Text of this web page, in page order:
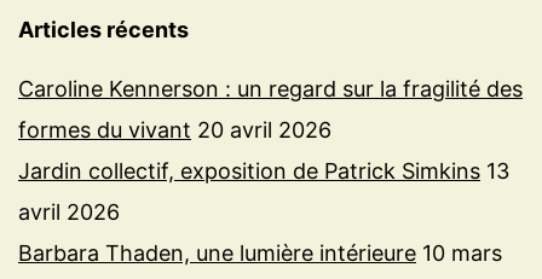
Articles récents
Caroline Kennerson : un regard sur la fragilité des
formes du vivant 20 avril 2026
Jardin collectif, exposition de Patrick Simkins 13
avril 2026
Barbara Thaden, une lumière intérieure 10 mars